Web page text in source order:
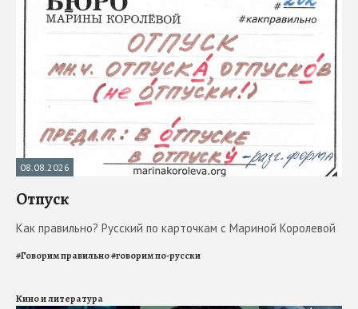
08.08.2026
Отпуск
Как правильно? Русский по карточкам с Мариной Королевой
#Говорим правильно#говорим по-русски
Кино и литература